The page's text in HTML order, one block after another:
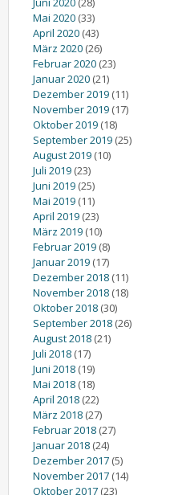
Mai 2020 (33)
April 2020 (43)
März 2020 (26)
Februar 2020 (23)
Januar 2020 (21)
Dezember 2019 (11)
November 2019 (17)
Oktober 2019 (18)
September 2019 (25)
August 2019 (10)
Juli 2019 (23)
Juni 2019 (25)
Mai 2019 (11)
April 2019 (23)
März 2019 (10)
Februar 2019 (8)
Januar 2019 (17)
Dezember 2018 (11)
November 2018 (18)
Oktober 2018 (30)
September 2018 (26)
August 2018 (21)
Juli 2018 (17)
Juni 2018 (19)
Mai 2018 (18)
April 2018 (22)
März 2018 (27)
Februar 2018 (27)
Januar 2018 (24)
Dezember 2017 (5)
November 2017 (14)
Oktober 2017 (23)